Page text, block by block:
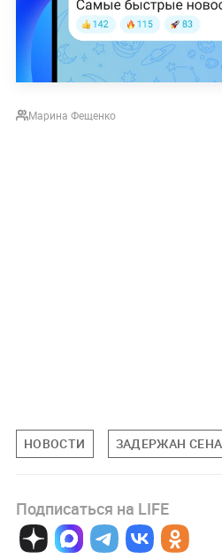
Марина Фещенко
НОВОСТИ ЗАДЕРЖАН
Подписаться на LIFE